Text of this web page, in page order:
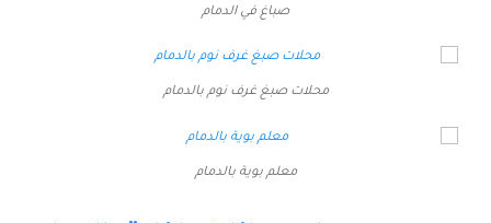
صباغ في الدمام
محلات صبغ غرف نوم بالدمام
معلم بوية بالدمام